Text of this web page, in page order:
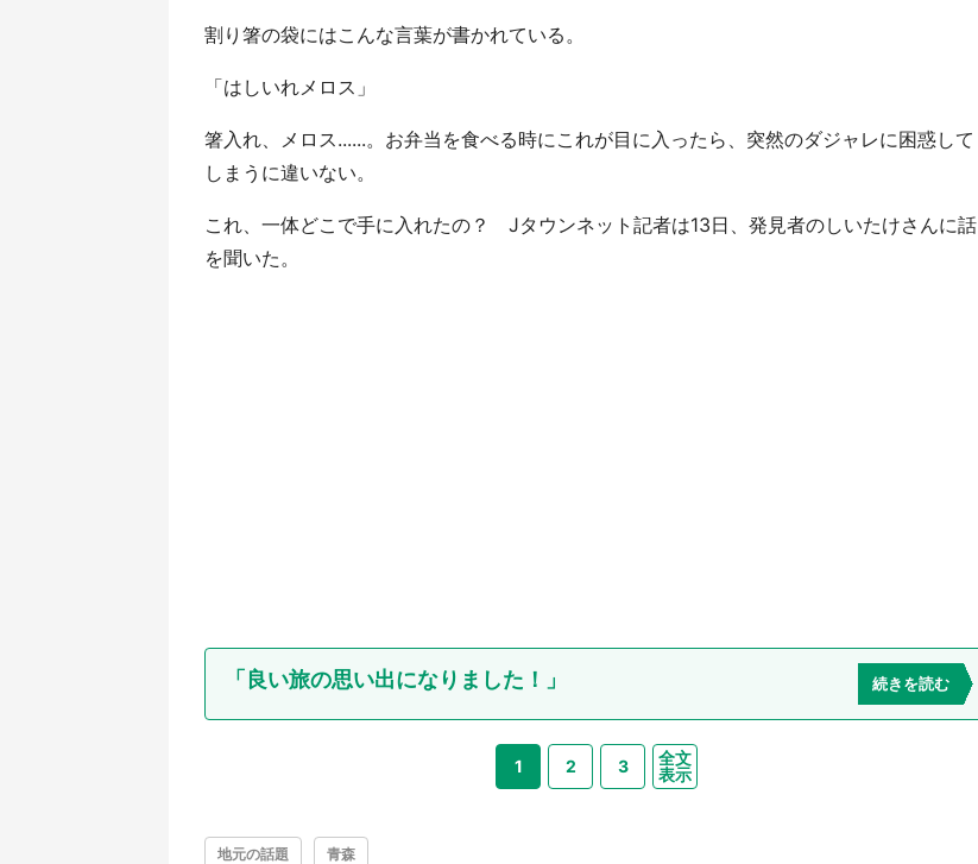
割り箸の袋にはこんな言葉が書かれている。
「はしいれメロス」
箸入れ、メロス......。お弁当を食べる時にこれが目に入ったら、突然のダジャレに困惑して
しまうに違いない。
これ、一体どこで手に入れたの？ Jタウンネット記者は13日、発見者のしいたけさんに話
を聞いた。
「良い旅の思い出になりました！」 続きを読む
1 2 3
全文
表示
地元の話題 青森